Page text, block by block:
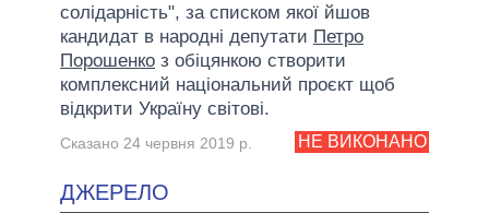
солідарність", за списком якої йшов
кандидат в народні депутати Петро
Порошенко з обіцянкою створити
комплексний національний проєкт щоб
відкрити Україну світові.
НЕ ВИКОНАНО
Сказано 24 червня 2019 р.
ДЖЕРЕЛО